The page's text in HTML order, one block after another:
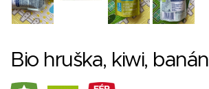
Bio hruška, kiwi, banán